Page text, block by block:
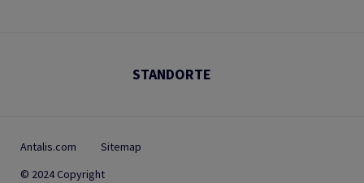
STANDORTE
Antalis.com
Sitemap
© 2024 Copyright